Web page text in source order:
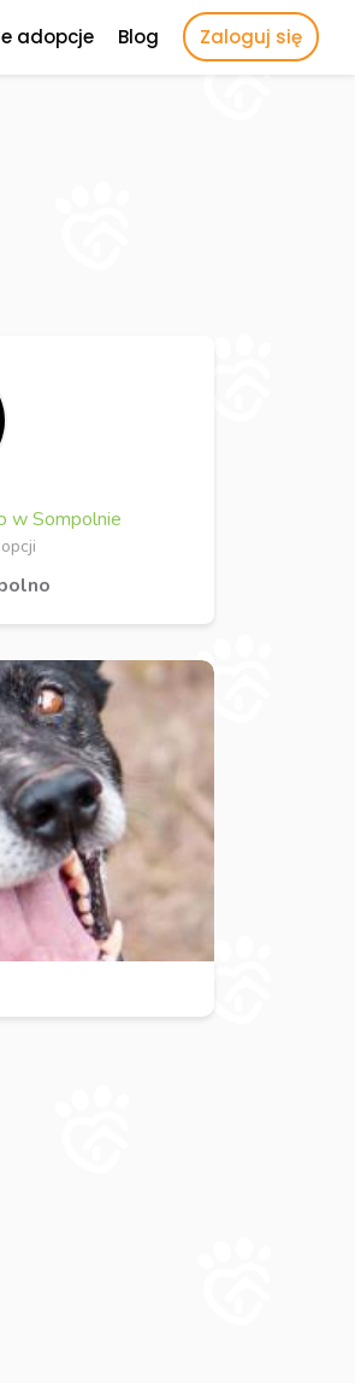
adopcje Blog Zaloguj się
w Sompolnie